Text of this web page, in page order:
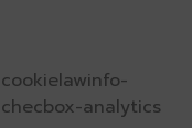
cookielawinfo-
checbox-analytics